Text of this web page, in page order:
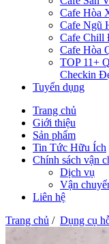
Cafe Hòa
Cafe Ngũ
Cafe Chill
Cafe Hòa
TOP 11+
Checkin
Tuyển dụng
Trang chủ
Giới thiệu
Sản phẩm
Tin Tức Hữu Ích
Chính sách vận
Dịch vụ
Vận
Liên hệ
Trang chủ / Dụng cụ